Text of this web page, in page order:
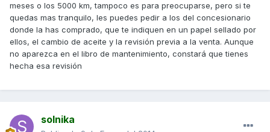
meses o los 5000 km, tampoco es para preocuparse, pero si te
quedas mas tranquilo, les puedes pedir a los del concesionario
donde la has comprado, que te indiquen en un papel sellado por
ellos, el cambio de aceite y la revisión previa a la venta. Aunque
no aparezca en el libro de mantenimiento, constará que tienes
hecha esa revisión
solnika